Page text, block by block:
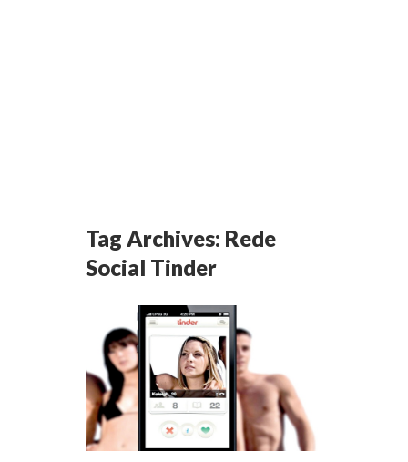
Tag Archives: Rede
Social Tinder